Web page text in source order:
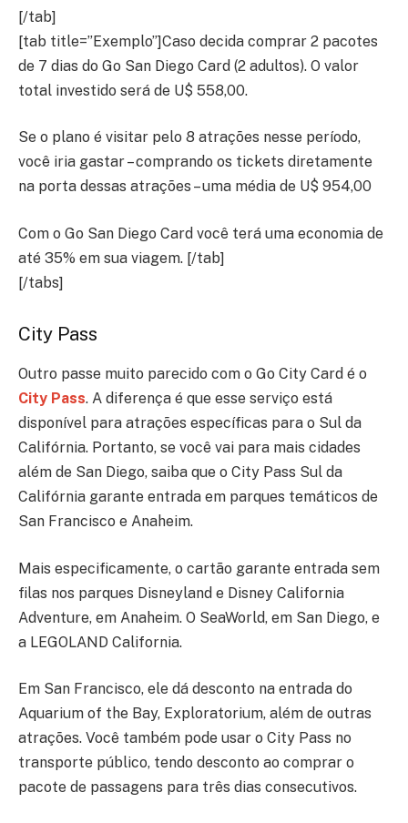
[/tab]
[tab title=”Exemplo”]Caso decida comprar 2 pacotes
de 7 dias do Go San Diego Card (2 adultos). O valor
total investido será de U$ 558,00.
Se o plano é visitar pelo 8 atrações nesse período,
você iria gastar – comprando os tickets diretamente
na porta dessas atrações – uma média de U$ 954,00
Com o Go San Diego Card você terá uma economia de
até 35% em sua viagem. [/tab]
[/tabs]
City Pass
Outro passe muito parecido com o Go City Card é o
City Pass. A diferença é que esse serviço está
disponível para atrações específicas para o Sul da
Califórnia. Portanto, se você vai para mais cidades
além de San Diego, saiba que o City Pass Sul da
Califórnia garante entrada em parques temáticos de
San Francisco e Anaheim.
Mais especificamente, o cartão garante entrada sem
filas nos parques Disneyland e Disney California
Adventure, em Anaheim. O SeaWorld, em San Diego, e
a LEGOLAND California.
Em San Francisco, ele dá desconto na entrada do
Aquarium of the Bay, Exploratorium, além de outras
atrações. Você também pode usar o City Pass no
transporte público, tendo desconto ao comprar o
pacote de passagens para três dias consecutivos.